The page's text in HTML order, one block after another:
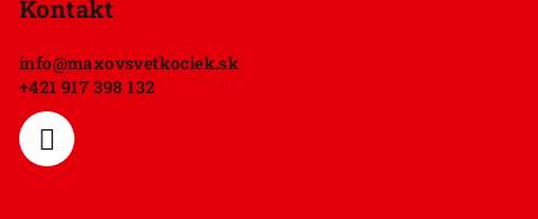
Kontakt
info@maxovsvetkociek.sk
+421 917 398 132